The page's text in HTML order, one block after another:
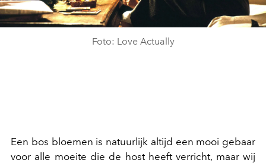
Foto: Love Actually
Een bos bloemen is natuurlijk altijd een mooi gebaar
voor alle moeite die de host heeft verricht, maar wij